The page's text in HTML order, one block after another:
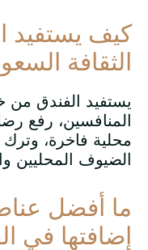
كيف يستفيد
الثقافة
يستفيد الفندق من
المنافسين، رفع
محلية فاخرة،
الضيوف المحليين
ما أفضل
إضافتها في